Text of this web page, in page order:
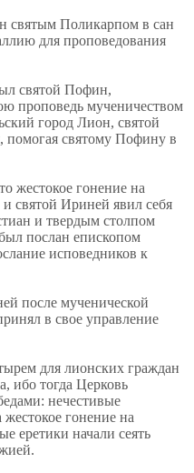
святым Поликарпом в сан
для проповедования
святой Пофин,
проповедь мученичеством
город Лион, святой
помогая святому Пофину в
жестокое гонение на
святой Ириней явил себя
и твердым столпом
послан епископом
исповедников к
после мученической
в свое управление
для лионских граждан
ибо тогда Церковь
нечестивые
гонение на
еретики начали сеять